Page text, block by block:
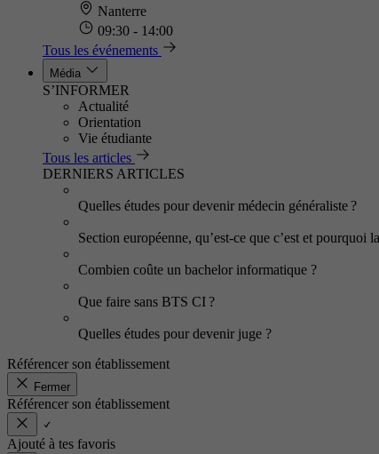
Nanterre
09:30 - 14:00
Tous les événements
Média
S’INFORMER
Actualité
Orientation
Vie étudiante
Tous les articles
DERNIERS ARTICLES
Quelles études pour devenir médecin généraliste ?
Section européenne, qu’est-ce que c’est et pourquoi
Combien coûte un bachelor informatique ?
Que faire sans BTS CI ?
Quelles études pour devenir juge ?
Référencer son établissement
Fermer
Référencer son établissement
Ajouté à tes favoris